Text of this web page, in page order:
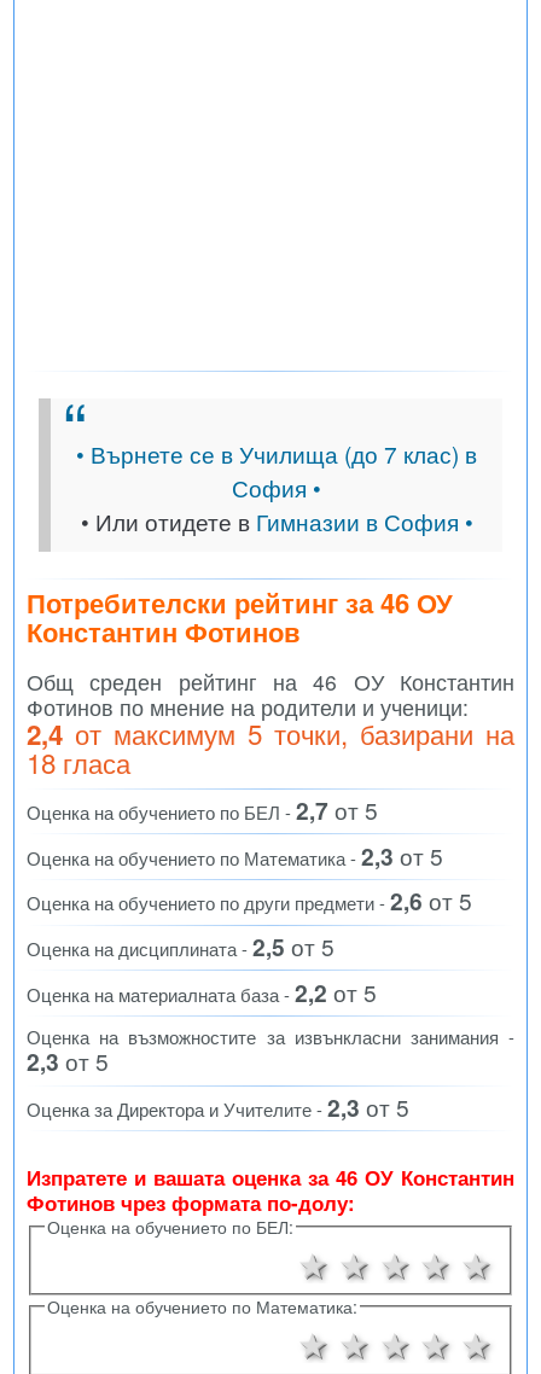
• Върнете се в Училища (до 7 клас) в
София •
• Или отидете в Гимназии в София •
Потребителски рейтинг за 46 ОУ
Константин Фотинов
Общ среден рейтинг на 46 ОУ Константин
Фотинов по мнение на родители и ученици:
2,4 от максимум 5 точки, базирани на
18 гласа
Оценка на обучението по БЕЛ -2,7 от 5
Оценка на обучението по Математика -2,3 от 5
Оценка на обучението по други предмети -2,6 от 5
Оценка на дисциплината -2,5 от 5
Оценка на материалната база -2,2 от 5
Оценка на възможностите за извънкласни занимания -
2,3 от 5
Оценка за Директора и Учителите -2,3 от 5
Изпратете и вашата оценка за 46 ОУ Константин
Фотинов чрез формата по-долу:
Оценка на обучението по БЕЛ:
4
3
2 звезди
1 звезда
Оценка на обучението по Математика:
4
3
2 звезди
1 звезда